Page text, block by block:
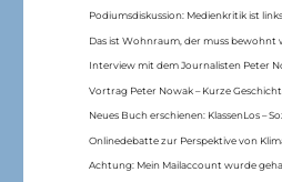
Podiumsdiskussion: Medienkritik ist
Das ist Wohnraum, der muss
Interview mit dem Journalisten Peter
Vortrag Peter Nowak – Kurze
Neues Buch erschienen: KlassenLos –
Onlinedebatte zur Perspektive von
Achtung: Mein Mailaccount wurde